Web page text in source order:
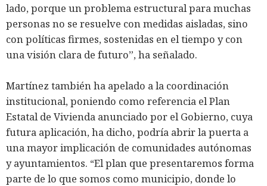
lado, porque un problema estructural para muchas
personas no se resuelve con medidas aisladas, sino
con políticas firmes, sostenidas en el tiempo y con
una visión clara de futuro”, ha señalado.
Martínez también ha apelado a la coordinación
institucional, poniendo como referencia el Plan
Estatal de Vivienda anunciado por el Gobierno, cuya
futura aplicación, ha dicho, podría abrir la puerta a
una mayor implicación de comunidades autónomas
y ayuntamientos. “El plan que presentaremos forma
parte de lo que somos como municipio, donde lo